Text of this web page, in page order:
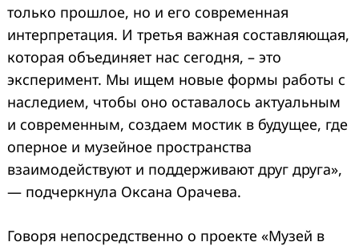
только прошлое, но и его современная
интерпретация. И третья важная составляющая,
которая объединяет нас сегодня, – это
эксперимент. Мы ищем новые формы работы с
наследием, чтобы оно оставалось актуальным
и современным, создаем мостик в будущее, где
оперное и музейное пространства
взаимодействуют и поддерживают друг друга»,
— подчеркнула Оксана Орачева.
Говоря непосредственно о проекте «Музей в